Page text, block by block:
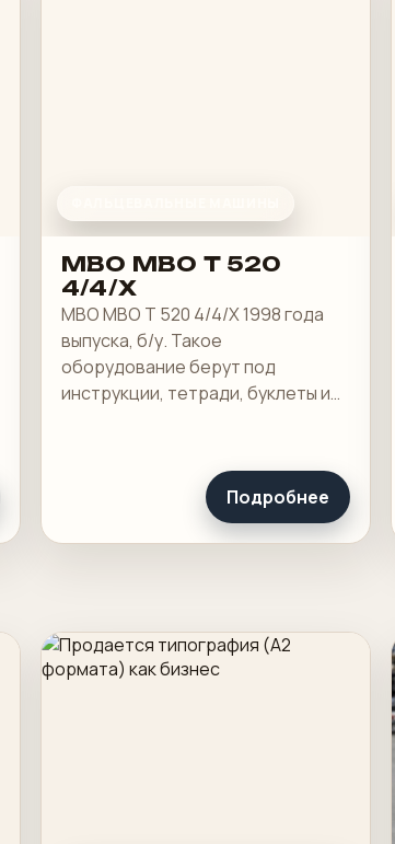
MBO MBO T 520
4/4/X
MBO MBO T 520 4/4/X 1998 года
выпуска, б/у. Такое
оборудование берут под
инструкции, тетради, буклеты и
Подробнее